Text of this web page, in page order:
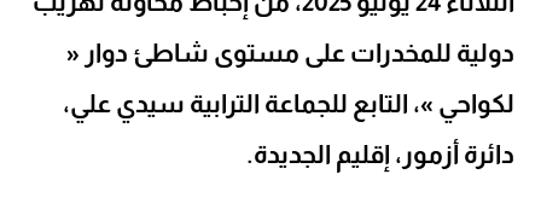
دولية للمخدرات على مستوى شاطئ دوار «
لكواحي »، التابع للجماعة الترابية سيدي علي،
دائرة أزمور، إقليم الجديدة.